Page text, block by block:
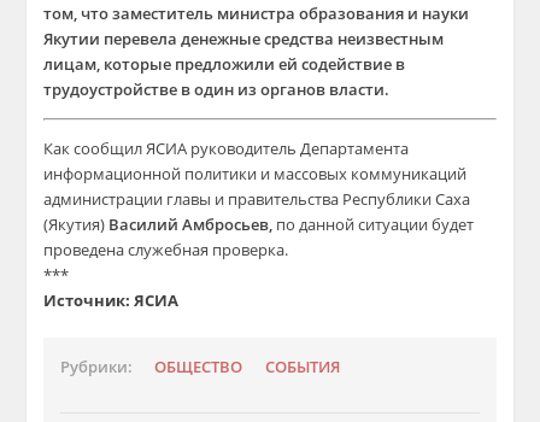
том, что заместитель министра образования и науки
Якутии перевела денежные средства неизвестным
лицам, которые предложили ей содействие в
трудоустройстве в один из органов власти.
Как сообщил ЯСИА руководитель Департамента
информационной политики и массовых коммуникаций
администрации главы и правительства Республики Саха
(Якутия) Василий Амбросьев, по данной ситуации будет
проведена служебная проверка.
***
Источник: ЯСИА
Рубрики: ОБЩЕСТВО СОБЫТИЯ